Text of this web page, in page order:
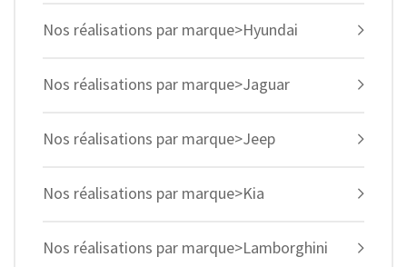
Nos réalisations par marque>Hyundai
Nos réalisations par marque>Jaguar
Nos réalisations par marque>Jeep
Nos réalisations par marque>Kia
Nos réalisations par marque>Lamborghini